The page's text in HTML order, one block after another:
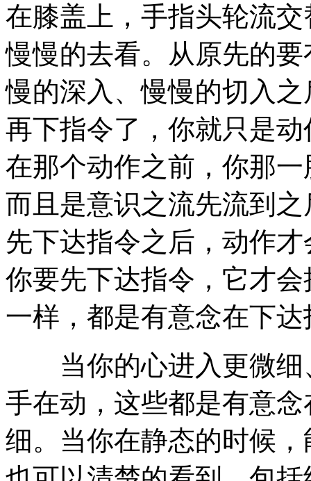
在膝盖上，手指头轮流
慢慢的去看。从原先的
慢的深入、慢慢的切入
再下指令了，你就只是
在那个动作之前，你那
而且是意识之流先流到
先下达指令之后，动作
你要先下达指令，它才
一样，都是有意念在下达
当你的心进入更微细
手在动，这些都是有意
细。当你在静态的时候